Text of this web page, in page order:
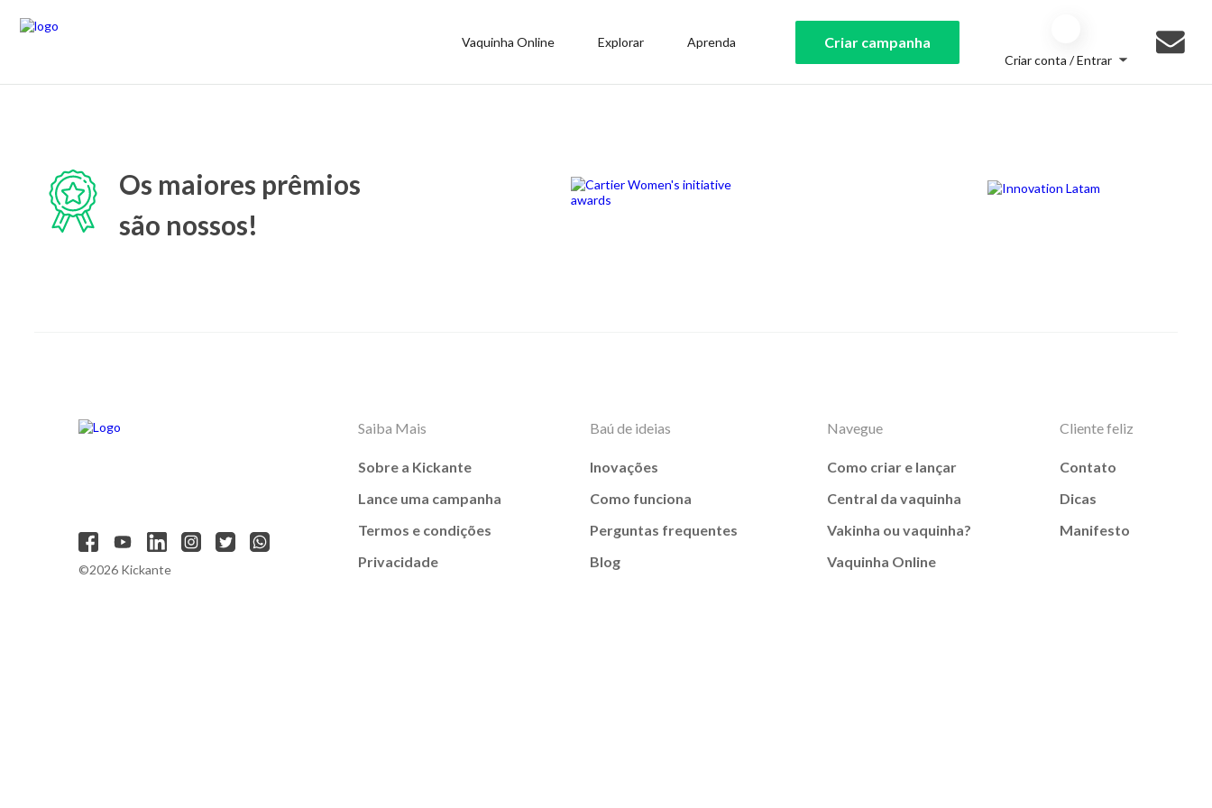
Vaquinha Online Explorar Aprenda Criar campanha
Criar conta / Entrar
Os maiores prêmios
são nossos!
©2026 Kickante
Saiba Mais
Sobre a Kickante
Lance uma campanha
Termos e condições
Privacidade
Baú de ideias
Inovações
Como funciona
Perguntas frequentes
Blog
Navegue
Como criar e lançar
Central da vaquinha
Vakinha ou vaquinha?
Vaquinha Online
Cliente feliz
Contato
Dicas
Manifesto